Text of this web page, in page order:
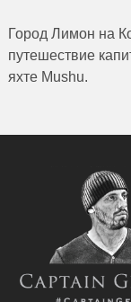
Город Лимон на
путешествие
яхте Mushu.